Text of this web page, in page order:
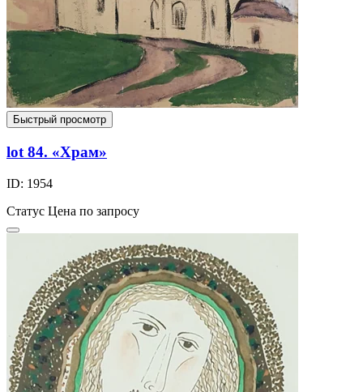
Быстрый просмотр
lot 84. «Храм»
ID: 1954
Статус Цена по запросу